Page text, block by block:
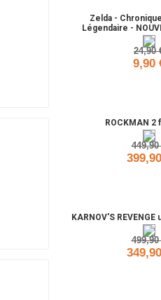
Zelda -
Légendaire -
24,90
9,90
ROCKMAN 2
449,90
KARNOV'S
499,90